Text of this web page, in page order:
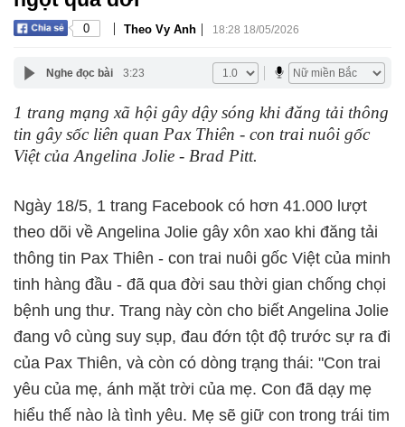
0 | Theo Vy Anh | 18:28 18/05/2026
Nghe đọc bài 3:23
1 trang mạng xã hội gây dậy sóng khi đăng tải thông
tin gây sốc liên quan Pax Thiên - con trai nuôi gốc
Việt của Angelina Jolie - Brad Pitt.
Ngày 18/5, 1 trang Facebook có hơn 41.000 lượt
theo dõi về Angelina Jolie gây xôn xao khi đăng tải
thông tin Pax Thiên - con trai nuôi gốc Việt của minh
tinh hàng đầu - đã qua đời sau thời gian chống chọi
bệnh ung thư. Trang này còn cho biết Angelina Jolie
đang vô cùng suy sụp, đau đớn tột độ trước sự ra đi
của Pax Thiên, và còn có dòng trạng thái: "Con trai
yêu của mẹ, ánh mặt trời của mẹ. Con đã dạy mẹ
hiểu thế nào là tình yêu. Mẹ sẽ giữ con trong trái tim